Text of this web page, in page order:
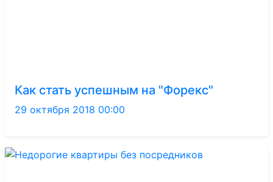
Как стать успешным на "Форекс"
29 октября 2018 00:00